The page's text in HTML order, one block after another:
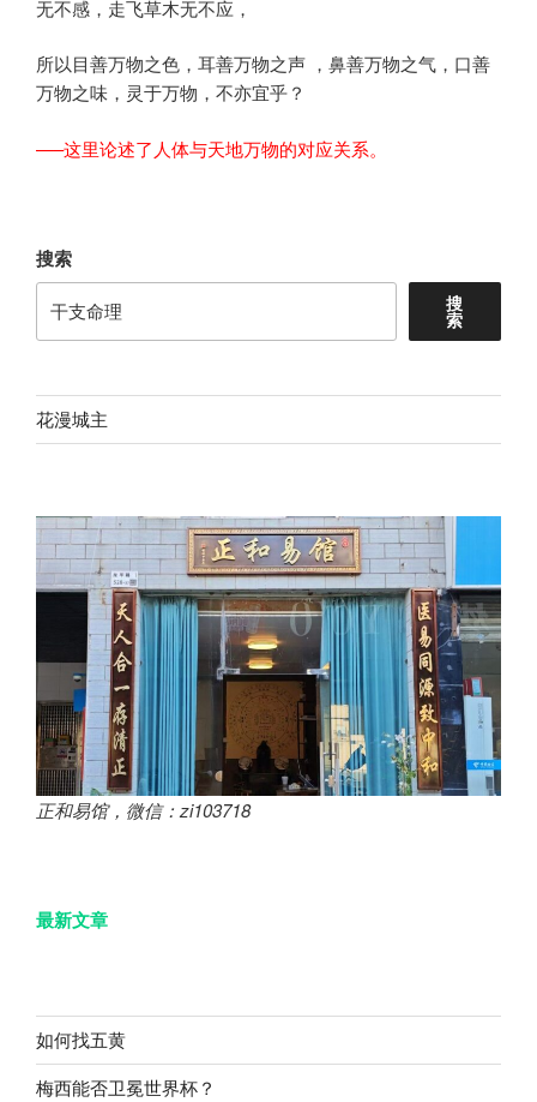
无不感，走飞草木无不应，
所以目善万物之色，耳善万物之声 ，鼻善万物之气，口善
万物之味，灵于万物，不亦宜乎？
—–这里论述了人体与天地万物的对应关系。
搜索
搜
索
花漫城主
正和易馆，微信：zi103718
最新文章
如何找五黄
梅西能否卫冕世界杯？